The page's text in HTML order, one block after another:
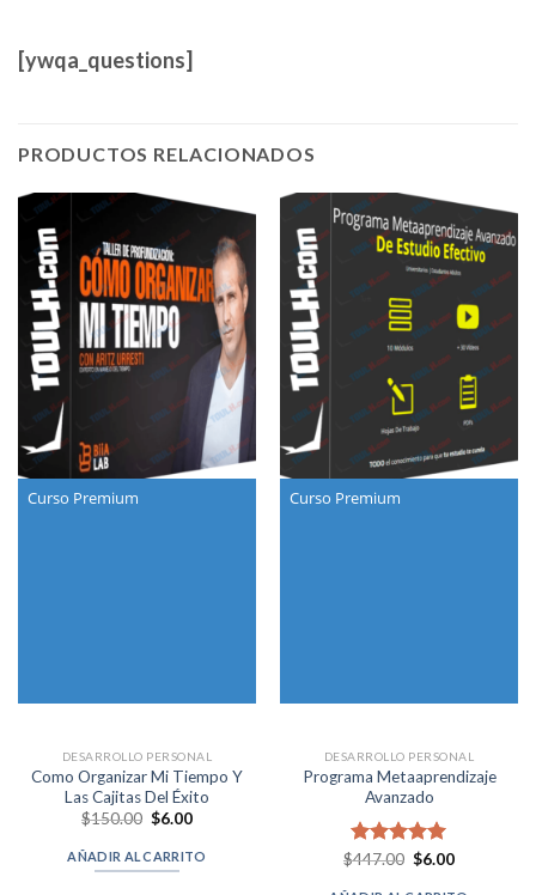
[ywqa_questions]
PRODUCTOS RELACIONADOS
Curso Premium
DESARROLLO PERSONAL
Como Organizar Mi Tiempo Y
Las Cajitas Del Éxito
$150.00 Original
was:
$150.00.
$6.00Current
is:
$6.00.
AÑADIR AL CARRITO
Curso Premium
DESARROLLO PERSONAL
Programa Metaaprendizaje
Avanzado
Valorado en
$447.00 Original
was:
$6.00Current
is: